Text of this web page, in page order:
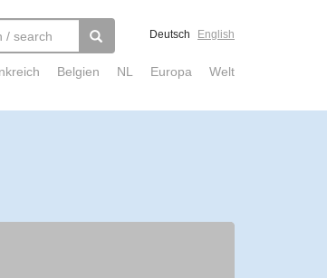
Deutsch English
Belgien NL Europa Welt